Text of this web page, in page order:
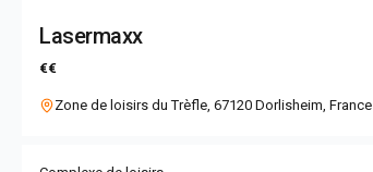
Lasermaxx
€€
Zone de loisirs du Trèfle, 67120 Dorlisheim, France